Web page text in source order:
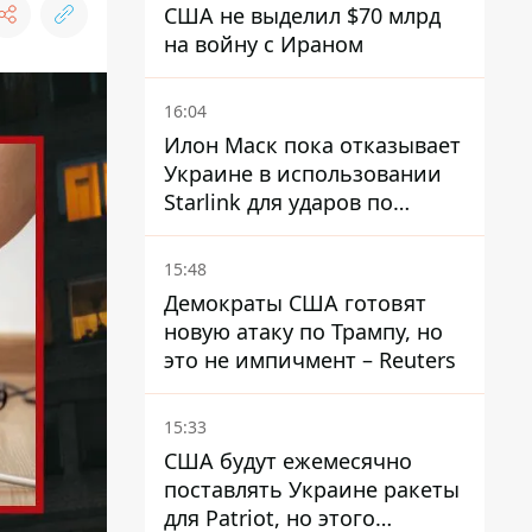
США не выделил $70 млрд
на войну с Ираном
16:04
Илон Маск пока отказывает
Украине в использовании
Starlink для ударов по
территории России – СМИ
15:48
Демократы США готовят
новую атаку по Трампу, но
это не импичмент – Reuters
15:33
США будут ежемесячно
поставлять Украине ракеты
для Patriot, но этого